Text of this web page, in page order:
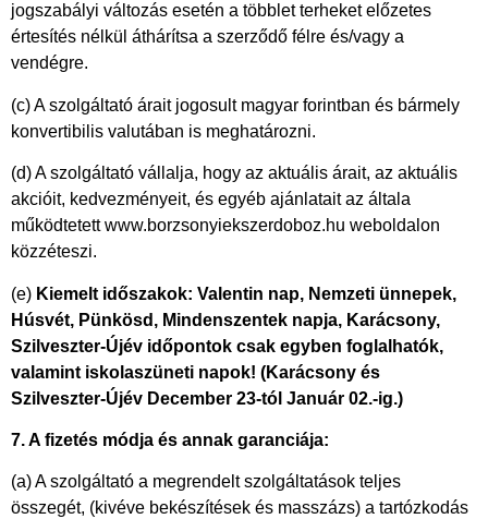
jogszabályi változás esetén a többlet terheket előzetes
értesítés nélkül áthárítsa a szerződő félre és/vagy a
vendégre.
(c) A szolgáltató árait jogosult magyar forintban és bármely
konvertibilis valutában is meghatározni.
(d) A szolgáltató vállalja, hogy az aktuális árait, az aktuális
akcióit, kedvezményeit, és egyéb ajánlatait az általa
működtetett www.borzsonyiekszerdoboz.hu weboldalon
közzéteszi.
(e) Kiemelt időszakok: Valentin nap, Nemzeti ünnepek,
Húsvét, Pünkösd, Mindenszentek napja, Karácsony,
Szilveszter-Újév időpontok csak egyben foglalhatók,
valamint iskolaszüneti napok! (Karácsony és
Szilveszter-Újév December 23-tól Január 02.-ig.)
7. A fizetés módja és annak garanciája:
(a) A szolgáltató a megrendelt szolgáltatások teljes
összegét, (kivéve bekészítések és masszázs) a tartózkodás